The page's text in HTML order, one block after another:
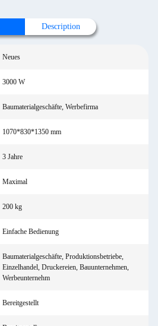
Description
Neues
3000 W
Baumaterialgeschäfte, Werbefirma
1070*830*1350 mm
3 Jahre
Maximal
200 kg
Einfache Bedienung
Baumaterialgeschäfte, Produktionsbetriebe,
Einzelhandel, Druckereien, Bauunternehmen,
Werbeunternehm
Bereitgestellt